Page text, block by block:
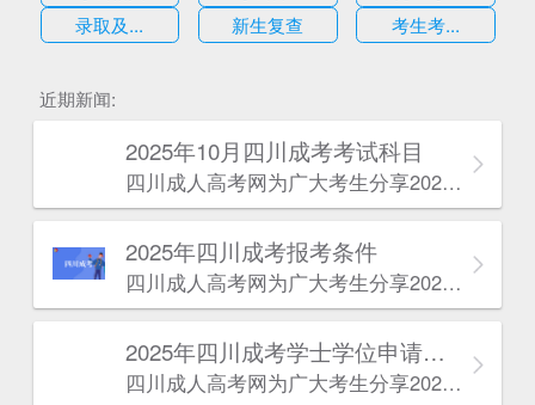
录取及...
新生复查 考生考...
近期新闻:
2025年10月四川成考考试科目
四川成人高考网​为广大考生分享2025年10月四川成考考试科目。为广大在职人员和社会人士提供学历提升的机会。更多四川成考考试信息，欢迎在线访问四川成人高考网。
2025年‌‌‌‌四川成考报考条件
四川成人高考网​为广大考生分享2025年‌‌‌‌四川成考报考条件。为广大在职人员和社会人士提供学历提升的机会。更多四川成考考试信息，欢迎在线访问四川成人高考网。
2025年‌‌‌‌四川成考学士学位申请条件
四川成人高考网​为广大考生分享2025年‌‌‌‌四川成考学士学位申请条件。为广大在职人员和社会人士提供学历提升的机会。更多四川成考考试信息，欢迎在线访问四川成人高考网。